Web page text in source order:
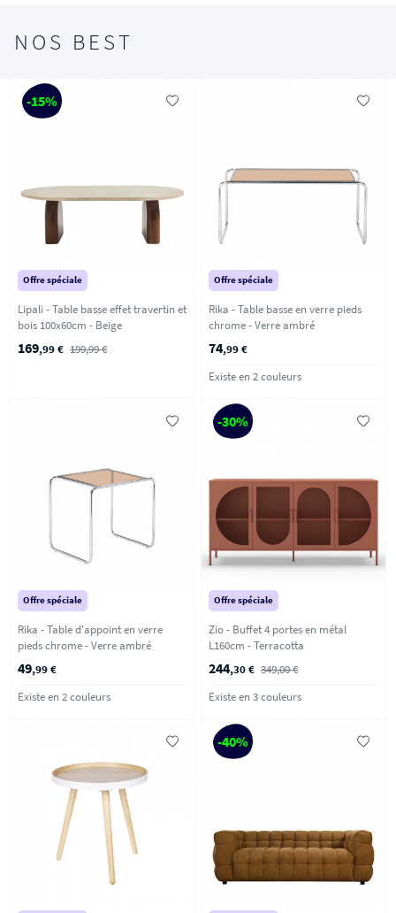
de délimiter l’espace « salon », donner du caractère à la pièce
et offrir un peu de douceur et de chaleur à vos pieds. Enfin,
objets personnels en tous genres… Toutes les bonnes idées
sont les bienvenues pour faire de votre salon une pièce à
vivre avec un grand V !
NOS BEST
-15%
Offre spéciale
Lipali - Table basse effet travertin et
bois 100x60cm - Beige
169,99 € 199,99 €
Offre spéciale
Rika - Table basse en verre pieds
chrome - Verre ambré
74,99 €
Existe en 2 couleurs
Offre spéciale
Rika - Table d'appoint en verre
pieds chrome - Verre ambré
49,99 €
Existe en 2 couleurs
-30%
Offre spéciale
Zio - Buffet 4 portes en métal
L160cm - Terracotta
244,30 € 349,00 €
Existe en 3 couleurs
-40%